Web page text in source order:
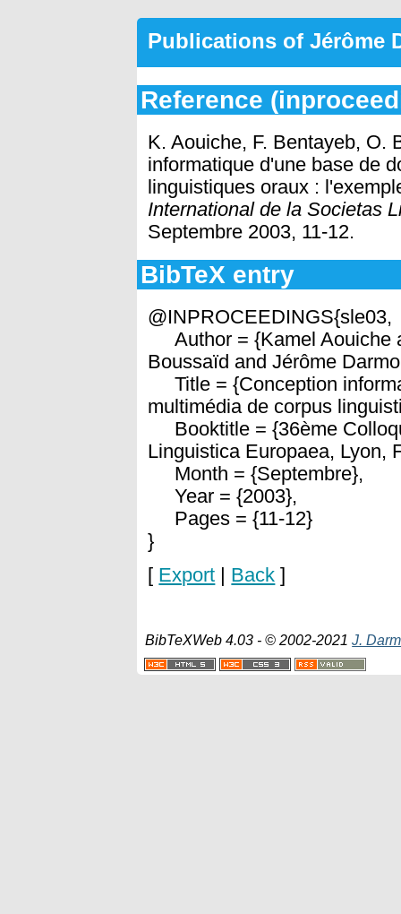
Publications of Jérôme
Reference
K. Aouiche, F. Bentayeb, O.
informatique d'une base de
linguistiques oraux :
International de la Societas
Septembre 2003, 11-12.
BibTeX entry
@INPROCEEDINGS{sle03,
Author = {Kamel Aouiche
Boussaïd and Jérôme
Title = {Conception
multimédia de corpus
Booktitle = {36ème
Linguistica Europaea, Lyon,
Month = {Septembre},
Year = {2003},
Pages = {11-12}
}
[ Export Back ]
BibTeXWeb 4.03 - © 2002-2021J.